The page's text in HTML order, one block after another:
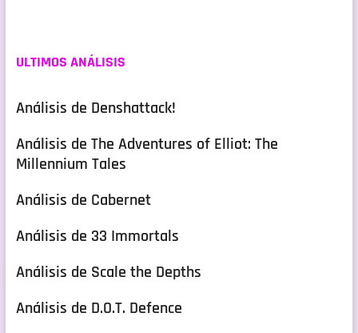
ULTIMOS ANÁLISIS
Análisis de Denshattack!
Análisis de The Adventures of Elliot: The
Millennium Tales
Análisis de Cabernet
Análisis de 33 Immortals
Análisis de Scale the Depths
Análisis de D.O.T. Defence